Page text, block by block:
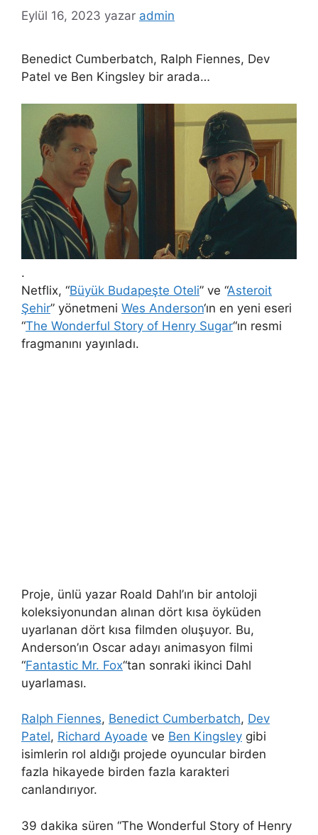
Eylül 16, 2023 yazar admin
Benedict Cumberbatch, Ralph Fiennes, Dev
Patel ve Ben Kingsley bir arada…
.
Netflix, “Büyük Budapeşte Oteli” ve “Asteroit
Şehir” yönetmeni Wes Anderson‘ın en yeni eseri
“The Wonderful Story of Henry Sugar“ın resmi
fragmanını yayınladı.
Proje, ünlü yazar Roald Dahl’ın bir antoloji
koleksiyonundan alınan dört kısa öyküden
uyarlanan dört kısa filmden oluşuyor. Bu,
Anderson’ın Oscar adayı animasyon filmi
“Fantastic Mr. Fox“tan sonraki ikinci Dahl
uyarlaması.
Ralph Fiennes, Benedict Cumberbatch, Dev
Patel, Richard Ayoade ve Ben Kingsley gibi
isimlerin rol aldığı projede oyuncular birden
fazla hikayede birden fazla karakteri
canlandırıyor.
39 dakika süren “The Wonderful Story of Henry